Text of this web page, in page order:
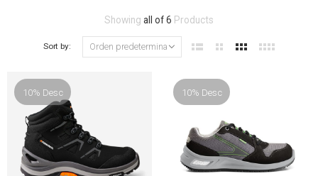
Showing all of 6 Products
Sort by:
10% Desc 10% Desc